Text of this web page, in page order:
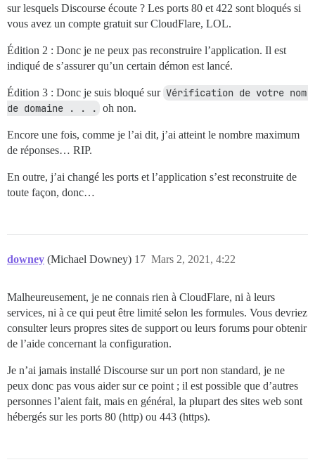
sur lesquels Discourse écoute ? Les ports 80 et 422 sont bloqués si
vous avez un compte gratuit sur CloudFlare, LOL.
Édition 2 : Donc je ne peux pas reconstruire l’application. Il est
indiqué de s’assurer qu’un certain démon est lancé.
Édition 3 : Donc je suis bloqué sur Vérification de votre nom
de domaine . . . oh non.
Encore une fois, comme je l’ai dit, j’ai atteint le nombre maximum
de réponses… RIP.
En outre, j’ai changé les ports et l’application s’est reconstruite de
toute façon, donc…
downey (Michael Downey) Mars 2, 2021, 4:22
17
Malheureusement, je ne connais rien à CloudFlare, ni à leurs
services, ni à ce qui peut être limité selon les formules. Vous devriez
consulter leurs propres sites de support ou leurs forums pour obtenir
de l’aide concernant la configuration.
Je n’ai jamais installé Discourse sur un port non standard, je ne
peux donc pas vous aider sur ce point ; il est possible que d’autres
personnes l’aient fait, mais en général, la plupart des sites web sont
hébergés sur les ports 80 (http) ou 443 (https).